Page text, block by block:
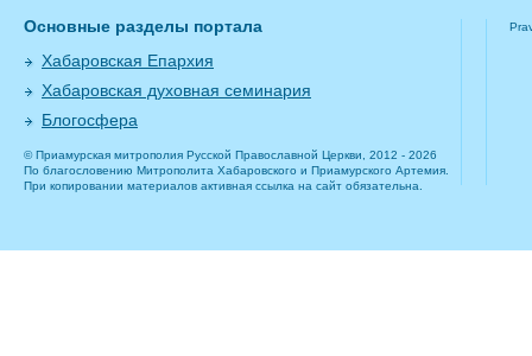
Основные разделы портала
Хабаровская Епархия
Хабаровская духовная семинария
Блогосфера
© Приамурская митрополия Русской Православной Церкви, 2012 - 2026
По благословению Митрополита Хабаровского и Приамурского Артемия.
При копировании материалов активная ссылка на сайт обязательна.